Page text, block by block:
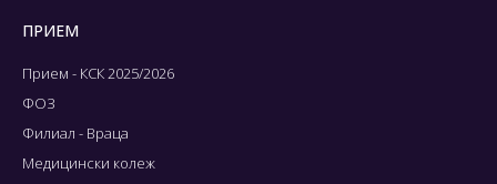
ПРИЕМ
Прием - КСК 2025/2026
ФОЗ
Филиал - Враца
Медицински колеж